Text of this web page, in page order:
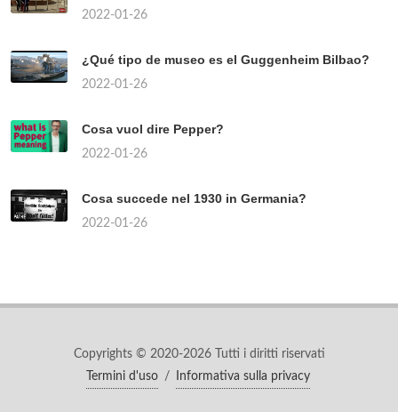
2022-01-26
¿Qué tipo de museo es el Guggenheim Bilbao?
2022-01-26
Cosa vuol dire Pepper?
2022-01-26
Cosa succede nel 1930 in Germania?
2022-01-26
Copyrights © 2020-2026 Tutti i diritti riservati
Termini d'uso
/ Informativa sulla privacy